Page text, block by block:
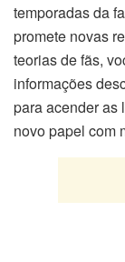
temporadas da
promete novas
teorias de fãs,
informações
para acender as
novo papel com